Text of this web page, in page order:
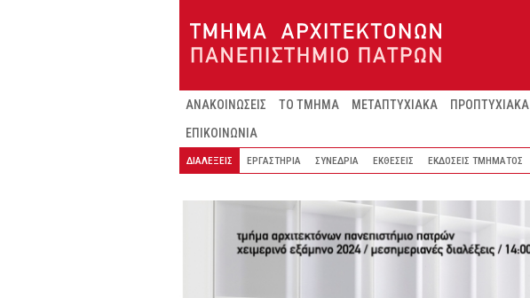
ΑΝΑΚΟΙΝΩΣΕΙΣ ΤΟ ΤΜΗΜΑ ΜΕΤΑΠΤΥΧΙΑΚΑ ΠΡΟΠΤΥΧΙΑΚΑ
ΕΠΙΚΟΙΝΩΝΙΑ
ΔΙΑΛΕΞΕΙΣ ΕΡΓΑΣΤΗΡΙΑ ΣΥΝΕΔΡΙΑ ΕΚΘΕΣΕΙΣ ΕΚΔΟΣΕΙΣ ΤΜΗΜΑΤΟΣ